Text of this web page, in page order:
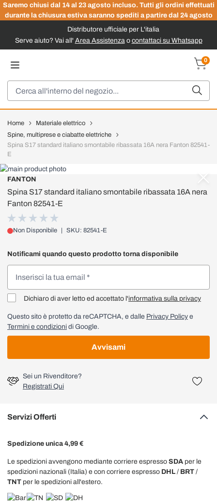
Saremo chiusi dal 14 al 23 agosto incluso. Tutti gli ordini effettuati
durante la chiusura estiva saranno spediti a partire dal 24 agosto
Distributore ufficiale per L'italia
Serve aiuto? Vai all' Area Assistenzao contattaci su Whatsapp
0
Home
Materiale elettrico
Spine, multiprese e ciabatte elettriche
Spina S17 standard italiano smontabile ribassata 16A nera Fanton 82541-
E
FANTON
Spina S17 standard italiano smontabile ribassata 16A nera
Fanton 82541-E
Non Disponibile SKU: 82541-E
Notificami quando questo prodotto torna disponibile
Dichiaro di aver letto ed accettato l'informativa sulla privacy
Questo sito è protetto da reCAPTCHA, e dalle Privacy Policy e
Termini e condizioni di Google.
Avvisami
Sei un Rivenditore?
Registrati Qui
Servizi Offerti
Spedizione unica 4,99 €
Le spedizioni avvengono mediante corriere espresso SDA per le
spedizioni nazionali (Italia) e con corriere espresso DHL / BRT /
TNT per le spedizioni all'estero.